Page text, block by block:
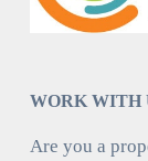
WORK WITH
Are you a